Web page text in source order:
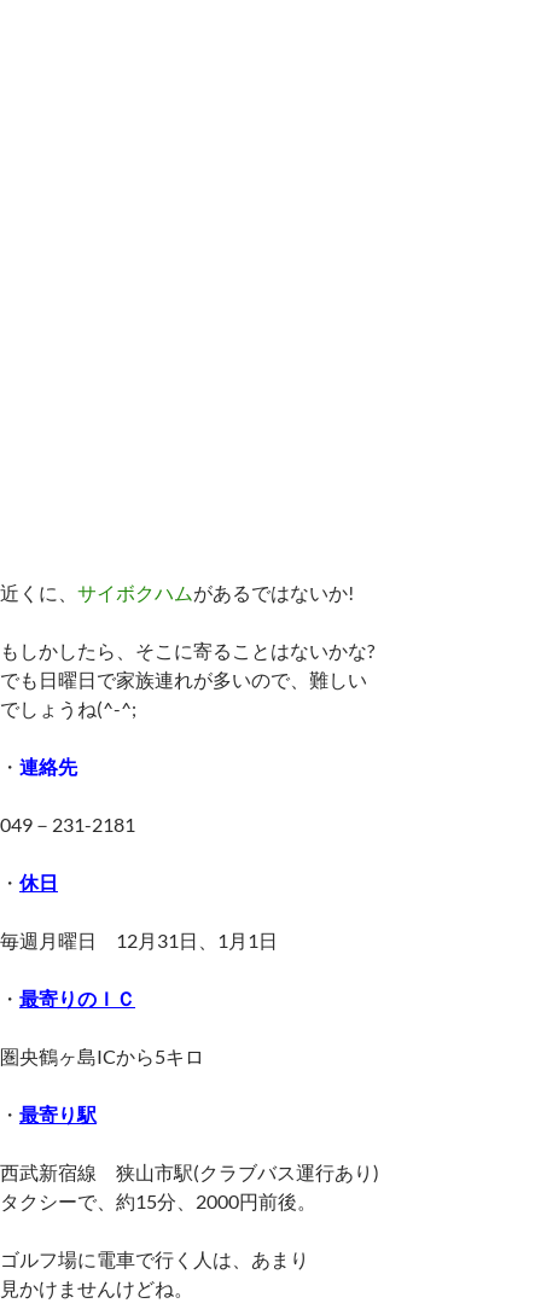
近くに、 サイボクハムがあるではないか!
もしかしたら、そこに寄ることはないかな?
でも日曜日で家族連れが多いので、難しい
でしょうね(^-^;
・ 連絡先
049－231-2181
・ 休日
毎週月曜日 12月31日、1月1日
・ 最寄りのＩＣ
圏央鶴ヶ島ICから5キロ
・ 最寄り駅
西武新宿線 狭山市駅(クラブバス運行あり)
タクシーで、約15分、2000円前後。
ゴルフ場に電車で行く人は、あまり
見かけませんけどね。